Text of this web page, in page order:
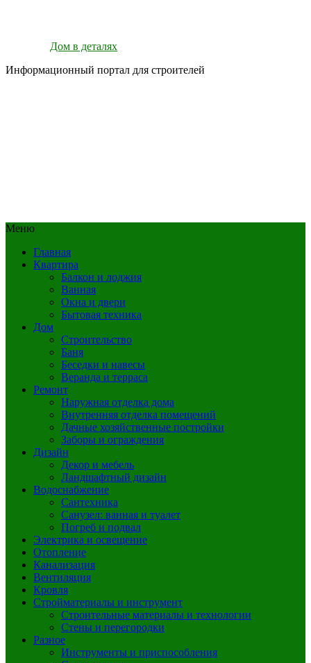
Дом в деталях
Информационный портал для строителей
Меню
Главная
Квартира
Балкон и лоджия
Ванная
Окна и двери
Бытовая техника
Дом
Строительство
Баня
Беседки и навесы
Веранда и терраса
Ремонт
Наружная отделка дома
Внутренняя отделка помещений
Дачные хозяйственные постройки
Заборы и ограждения
Дизайн
Декор и мебель
Ландшафтный дизайн
Водоснабжение
Сантехника
Санузел: ванная и туалет
Погреб и подвал
Электрика и освещение
Отопление
Канализация
Вентиляция
Кровля
Стройматериалы и инструмент
Строительные материалы и технологии
Стены и перегородки
Разное
Инструменты и приспособления